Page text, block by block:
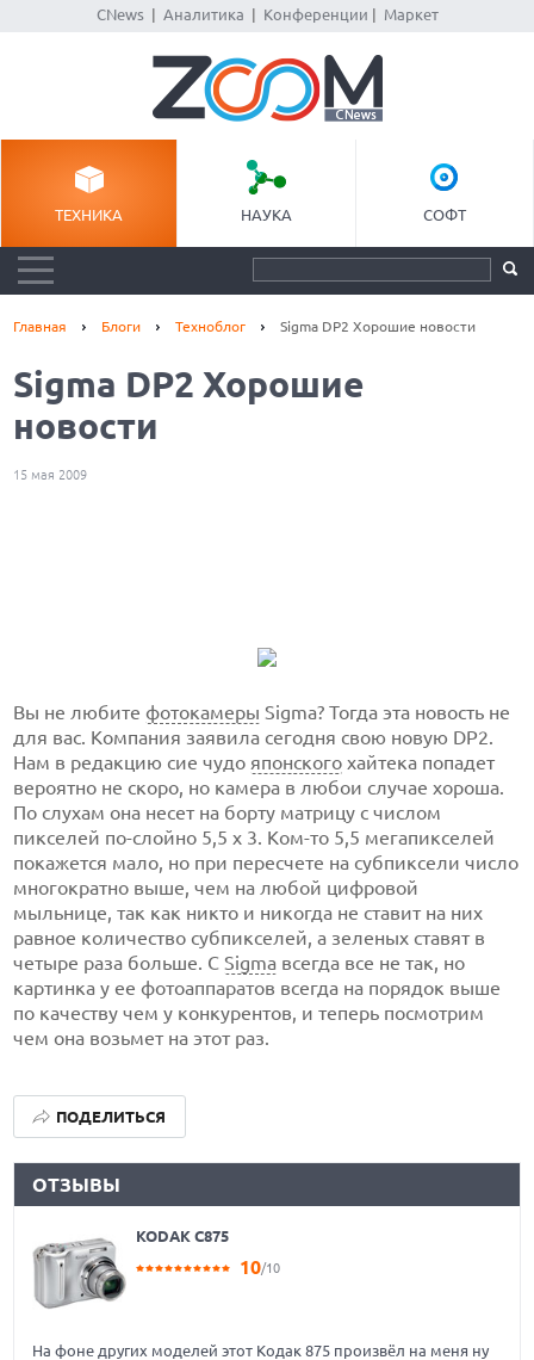
CNews| Аналитика Конференции Маркет
ТЕХНИКА НАУКА СОФТ
Главная Блоги Техноблог Sigma DP2 Хорошие новости
Sigma DP2 Хорошие
новости
15 мая 2009
Вы не любитефотокамеры Sigma? Тогда эта новость не
для вас. Компания заявила сегодня свою новую DP2.
Нам в редакцию сие чудо японского хайтека попадет
вероятно не скоро, но камера в любои случае хороша.
По слухам она несет на борту матрицу с числом
пикселей по-слойно 5,5 х 3. Ком-то 5,5 мегапикселей
покажется мало, но при пересчете на субпиксели число
многократно выше, чем на любой цифровой
мыльнице, так как никто и никогда не ставит на них
равное количество субпикселей, а зеленых ставят в
четыре раза больше. СSigma всегда все не так, но
картинка у ее фотоаппаратов всегда на порядок выше
по качеству чем у конкурентов, и теперь посмотрим
чем она возьмет на этот раз.
ПОДЕЛИТЬСЯ
ОТЗЫВЫ
KODAK C875
10/10
На фоне других моделей этот Кодак 875 произвёл на меня ну